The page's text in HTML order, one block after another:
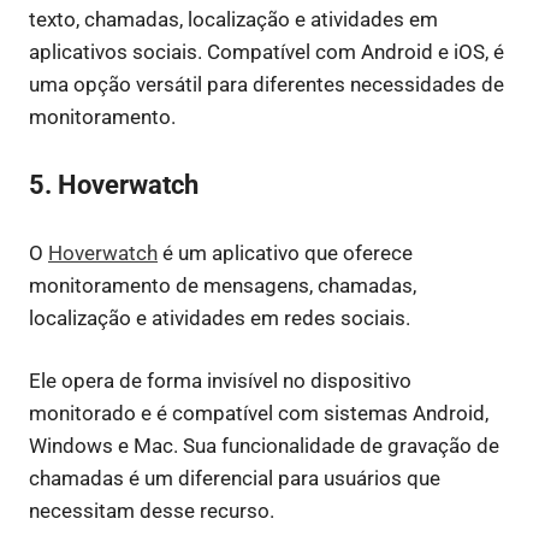
texto, chamadas, localização e atividades em
aplicativos sociais. Compatível com Android e iOS, é
uma opção versátil para diferentes necessidades de
monitoramento.
5. Hoverwatch
O Hoverwatch é um aplicativo que oferece
monitoramento de mensagens, chamadas,
localização e atividades em redes sociais.
Ele opera de forma invisível no dispositivo
monitorado e é compatível com sistemas Android,
Windows e Mac. Sua funcionalidade de gravação de
chamadas é um diferencial para usuários que
necessitam desse recurso.